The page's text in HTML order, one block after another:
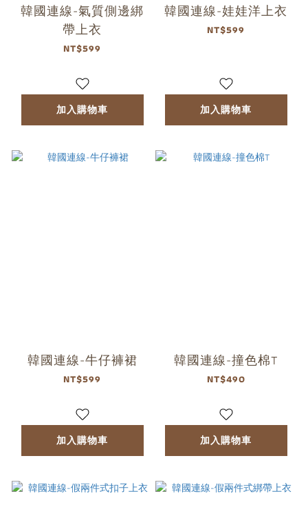
韓國連線-氣質側邊綁
帶上衣
NT$599
加入購物車
韓國連線-娃娃洋上衣
NT$599
加入購物車
韓國連線-牛仔褲裙
NT$599
加入購物車
韓國連線-撞色棉T
NT$490
加入購物車